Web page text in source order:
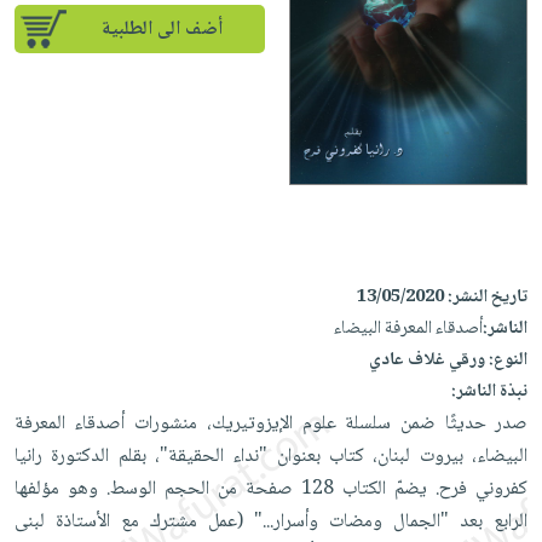
إختياراتنا
كتب
أكاديمية
صندوق
iKitab
حدود
أسئلة
على
Android
تحميل
iKitab
على
Apple
أسئلة
طرحها
تحميل
masmu3
على
masmu3
على
Apple
المواضيع
الأكثر
مبيعاً
وسائل
القراءة
جوائز
تعليمية
الصحة
جديد
العناية
الشخصية
العناية
وتصفيف
الشعر
العناية
بالجسم
المطبخ
والسفرة
جديد
الكل
أواني
الطهي
أدوات
متجر
الهدايا
أقسام
أضف الى الطلبية
تاريخ النشر:13/05/2020
الناشر:أصدقاء المعرفة البيضاء
النوع:ورقي غلاف عادي
نبذة الناشر:
صدر حديثًا ضمن سلسلة علوم الإيزوتيريك، منشورات أصدقاء المعرفة
البيضاء، بيروت لبنان، كتاب ‏بعنوان "نداء الحقيقة"، بقلم الدكتورة رانيا
كفروني فرح. يضمّ الكتاب 128 صفحة من الحجم الوسط. وهو ‏مؤلفها
الرابع بعد "الجمال ومضات وأسرار..." (عمل مشترك مع الأستاذة لبنى